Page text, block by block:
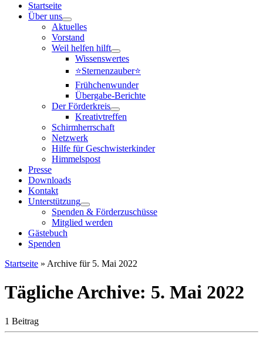
Startseite
Über uns
Aktuelles
Vorstand
Weil helfen hilft
Wissenswertes
⭐Sternenzauber⭐
Frühchenwunder
Übergabe-Berichte
Der Förderkreis
Kreativtreffen
Schirmherrschaft
Netzwerk
Hilfe für Geschwisterkinder
Himmelspost
Presse
Downloads
Kontakt
Unterstützung
Spenden & Förderzuschüsse
Mitglied werden
Gästebuch
Spenden
Startseite » Archive für 5. Mai 2022
Tägliche Archive: 5. Mai 2022
1 Beitrag